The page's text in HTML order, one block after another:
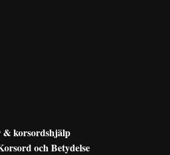
& korsordshjälp
och Betydelse